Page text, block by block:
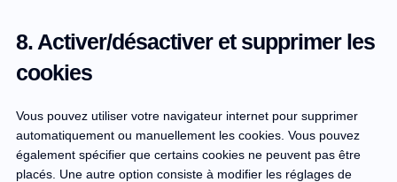
8. Activer/désactiver et supprimer les
cookies
Vous pouvez utiliser votre navigateur internet pour supprimer
automatiquement ou manuellement les cookies. Vous pouvez
également spécifier que certains cookies ne peuvent pas être
placés. Une autre option consiste à modifier les réglages de